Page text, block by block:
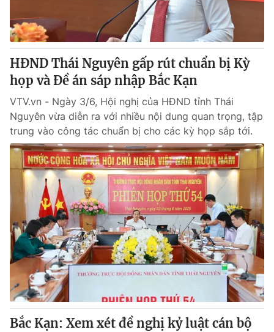
HĐND Thái Nguyên gấp rút chuẩn bị Kỳ
họp và Đề án sáp nhập Bắc Kạn
VTV.vn - Ngày 3/6, Hội nghị của HĐND tỉnh Thái
Nguyên vừa diễn ra với nhiều nội dung quan trọng, tập
trung vào công tác chuẩn bị cho các kỳ họp sắp tới.
Bắc Kạn: Xem xét đề nghị kỷ luật cán bộ